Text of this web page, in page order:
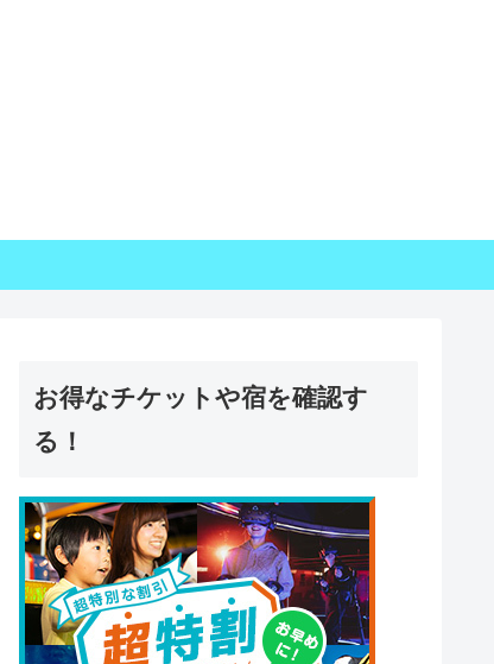
お得なチケットや宿を確認す
る！